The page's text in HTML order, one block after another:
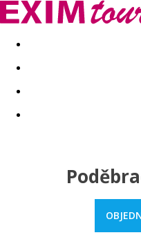
Akční nabídky Last